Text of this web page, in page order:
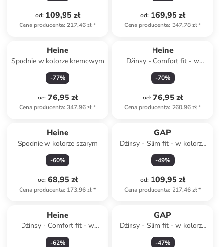
od: 109,95 zł
Cena producenta: 217,46 zł*
od: 169,95 zł
Cena producenta: 347,78 zł*
Heine
Spodnie w kolorze kremowym
-77%
od: 76,95 zł
Cena producenta: 347,96 zł*
Heine
Dżinsy - Comfort fit - w
kolorze granatowym
-70%
od: 76,95 zł
Cena producenta: 260,96 zł*
Heine
Spodnie w kolorze szarym
-60%
od: 68,95 zł
Cena producenta: 173,96 zł*
GAP
Dżinsy - Slim fit - w kolorze
granatowym
-49%
od: 109,95 zł
Cena producenta: 217,46 zł*
Heine
Dżinsy - Comfort fit - w
kolorze kremowym
-62%
GAP
Dżinsy - Slim fit - w kolorze
błękitnym
-47%